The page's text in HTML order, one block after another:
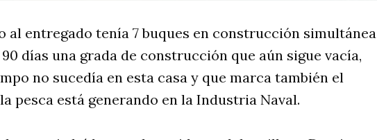
al entregado tenía 7 buques en construcción simultánea
días una grada de construcción que aún sigue vacía,
no sucedía en esta casa y que marca también el
pesca está generando en la Industria Naval.